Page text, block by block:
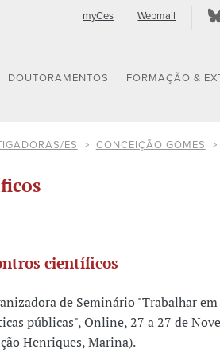
myCes Webmail
DOUTORAMENTOS FORMAÇÃO &
ES CONCEIÇÃO GOMES
científicos
de Seminário "Trabalhar
públicas", Online, 27 a 27 de
Henriques, Marina).